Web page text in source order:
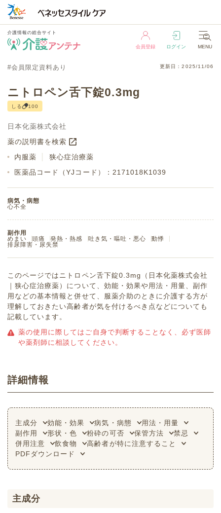
介護情報の総合サイト
会員登録 ログイン MENU
介護情報の総合サイト
#会員限定資料あり 更新日：2025/11/06
ニトロペン舌下錠0.3mg
しる 100
日本化薬株式会社
薬の説明書を検索
内服薬
狭心症治療薬
医薬品コード（YJコード）：2171018K1039
病気・病態
心不全
副作用
めまい
頭痛 発熱・熱感 吐き気・嘔吐・悪心
動悸
排尿障害・尿失禁
このページではニトロペン舌下錠0.3mg（日本化薬株式会社
｜狭心症治療薬）について、効能・効果や用法・用量、副作
用などの基本情報と併せて、服薬介助のときに介護する方が
理解しておきたい高齢者が気を付けるべき点などについても
記載しています。
薬の使用に際してはご自身で判断することなく、必ず医師
や薬剤師に相談してください。
詳細情報
主成分 効能・効果 病気・病態
用法・用量
副作用
形状・色 粉砕の可否 保管方法
禁忌
併用注意
飲食物
高齢者が特に注意すること
PDFダウンロード
主成分